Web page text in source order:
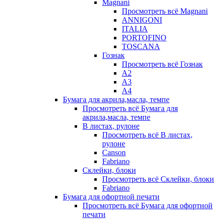
Magnani
Просмотреть всё Magnani
ANNIGONI
ITALIA
PORTOFINO
TOSCANA
Гознак
Просмотреть всё Гознак
А2
А3
А4
Бумага для акрила,масла, темпе
Просмотреть всё Бумага для
акрила,масла, темпе
В листах, рулоне
Просмотреть всё В листах,
рулоне
Canson
Fabriano
Склейки, блоки
Просмотреть всё Склейки, блоки
Fabriano
Бумага для офортной печати
Просмотреть всё Бумага для офортной
печати